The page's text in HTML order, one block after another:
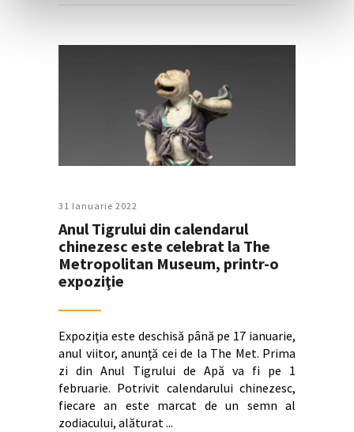
31 Ianuarie 2022
Anul Tigrului din calendarul
chinezesc este celebrat la The
Metropolitan Museum, printr-o
expoziţie
Expoziţia este deschisă până pe 17 ianuarie,
anul viitor, anunţă cei de la The Met. Prima
zi din Anul Tigrului de Apă va fi pe 1
februarie. Potrivit calendarului chinezesc,
fiecare an este marcat de un semn al
zodiacului, alăturat